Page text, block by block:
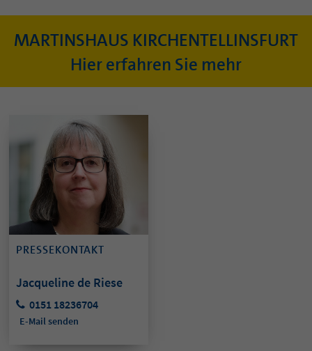
MARTINSHAUS KIRCHENTELLINSFURT
Hier erfahren Sie mehr
PRESSEKONTAKT
Jacqueline de Riese
0151 18236704
E-Mail senden